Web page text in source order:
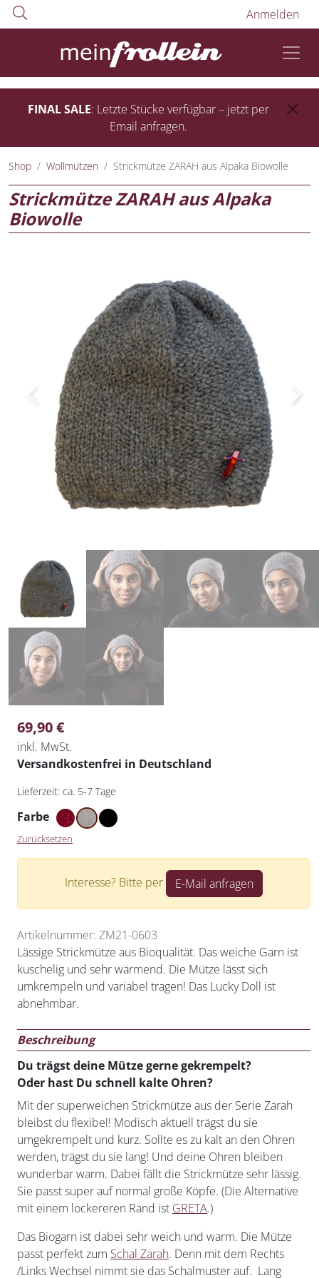
Anmelden
FINAL SALE: Letzte Stücke verfügbar – jetzt per
Email anfragen.
Shop Wollmützen Strickmütze ZARAH aus Alpaka Biowolle
Strickmütze ZARAH aus Alpaka
Biowolle
Previous Next
69,90€
inkl. MwSt.
Versandkostenfrei in Deutschland
Lieferzeit: ca. 5-7 Tage
Farbe
Zurücksetzen
Interesse? Bitte per E-Mail anfragen
Artikelnummer: ZM21-0603
Lässige Strickmütze aus Bioqualität. Das weiche Garn ist
kuschelig und sehr wärmend. Die Mütze lässt sich
umkrempeln und variabel tragen! Das Lucky Doll ist
abnehmbar.
Beschreibung
Du trägst deine Mütze gerne gekrempelt?
Oder hast Du schnell kalte Ohren?
Mit der superweichen Strickmütze aus der Serie Zarah
bleibst du flexibel! Modisch aktuell trägst du sie
umgekrempelt und kurz. Sollte es zu kalt an den Ohren
werden, trägst du sie lang! Und deine Ohren bleiben
wunderbar warm. Dabei fällt die Strickmütze sehr lässig.
Sie passt super auf normal große Köpfe. (Die Alternative
mit einem lockereren Rand ist GRETA.)
Das Biogarn ist dabei sehr weich und warm. Die Mütze
passt perfekt zum Schal Zarah. Denn mit dem Rechts
/Links Wechsel nimmt sie das Schalmuster auf. Lang